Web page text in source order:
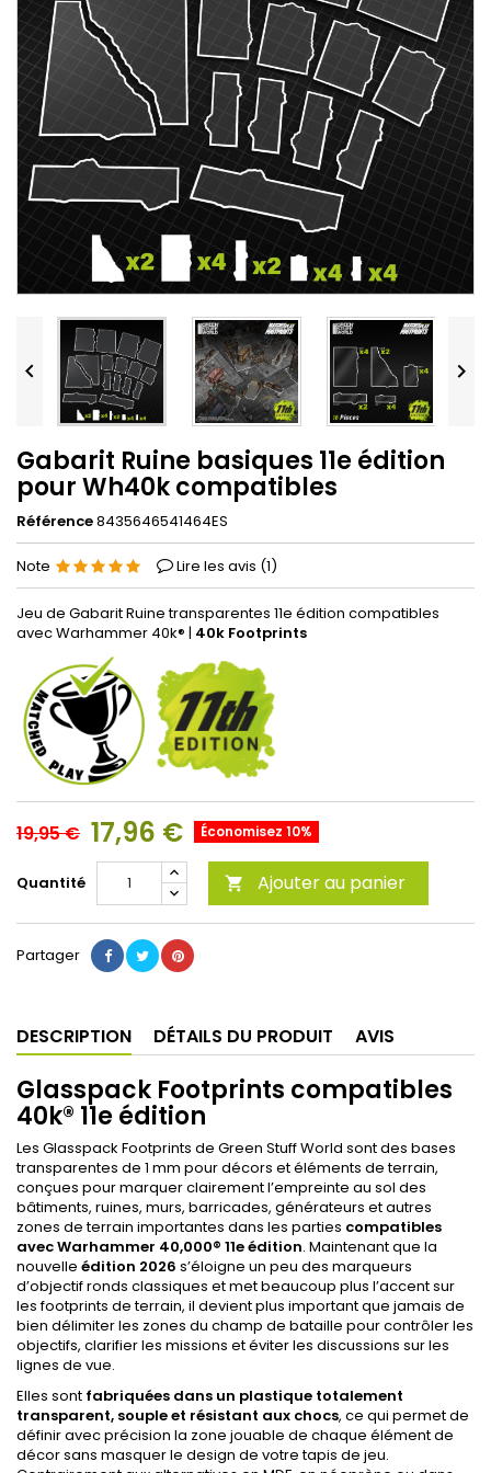
 
Gabarit Ruine basiques 11e édition
pour Wh40k compatibles
Référence8435646541464ES
Note Lire les avis (1)
Jeu de Gabarit Ruine transparentes 11e édition compatibles
avec Warhammer 40k® | 40k Footprints
19,95 € 17,96 € Économisez 10%
Quantité  Ajouter au panier
Partager
DESCRIPTION DÉTAILS DU PRODUIT AVIS
Glasspack Footprints compatibles
40k® 11e édition
Les Glasspack Footprints de Green Stuff World sont des bases
transparentes de 1 mm pour décors et éléments de terrain,
conçues pour marquer clairement l’empreinte au sol des
bâtiments, ruines, murs, barricades, générateurs et autres
zones de terrain importantes dans les parties compatibles
avec Warhammer 40,000® 11e édition. Maintenant que la
nouvelle édition 2026 s’éloigne un peu des marqueurs
d’objectif ronds classiques et met beaucoup plus l’accent sur
les footprints de terrain, il devient plus important que jamais de
bien délimiter les zones du champ de bataille pour contrôler les
objectifs, clarifier les missions et éviter les discussions sur les
lignes de vue.
Elles sont fabriquées dans un plastique totalement
transparent, souple et résistant aux chocs, ce qui permet de
définir avec précision la zone jouable de chaque élément de
décor sans masquer le design de votre tapis de jeu.